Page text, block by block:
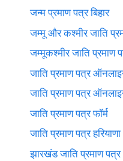
जन्म प्रमाण पत्र बिहार
जम्मू और कश्मीर जाति
जम्मूकश्मीर जाति प्रमाण
जाति प्रमाण पत्र
जाति प्रमाण पत्र
जाति प्रमाण पत्र फॉर्म
जाति प्रमाण पत्र हरियाणा
झारखंड जाति प्रमाण पत्र